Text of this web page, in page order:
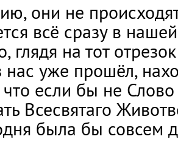
они не
всё сразу в
глядя на тот
уже прошёл,
если бы не
Всесвятаго
была бы совсем